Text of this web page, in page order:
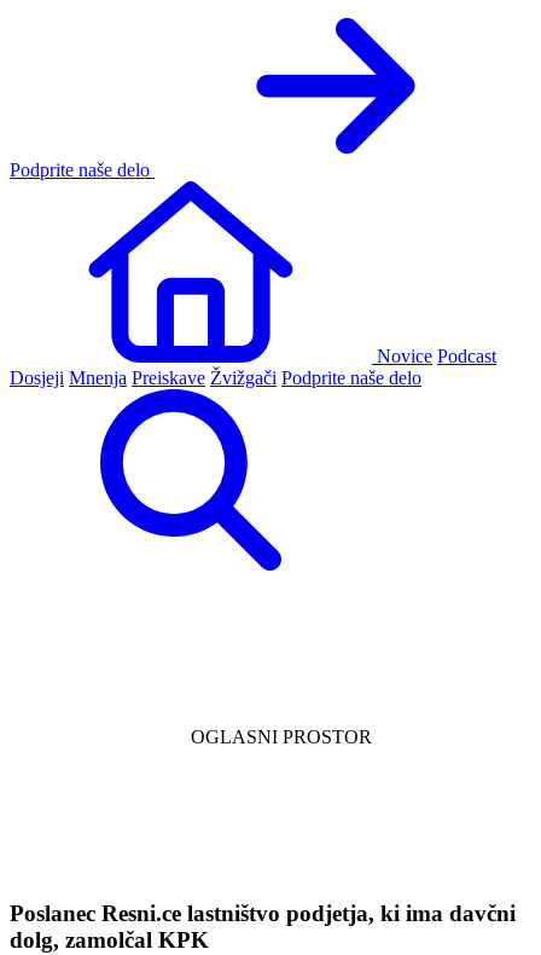
Podprite naše delo
Novice Podcast
Dosjeji Mnenja Preiskave Žvižgači Podprite naše delo
Poslanec Resni.ce lastništvo podjetja, ki ima davčni
dolg, zamolčal KPK